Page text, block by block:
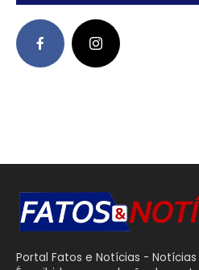
Portal Fatos e Notícias -